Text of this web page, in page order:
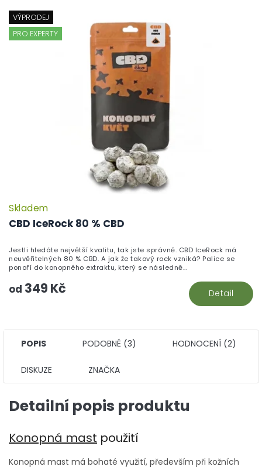
VÝPRODEJ
PRO EXPERTY
CBD IceRock 80 % CBD
Skladem
od 349 Kč Detail
Jestli hledáte největší kvalitu, tak jste správně. CBD IceRock má
neuvěřitelných 80 % CBD. A jak že takový rock vzniká? Palice se
ponoří do konopného extraktu, který se následně...
POPIS PODOBNÉ (3) HODNOCENÍ (2)
DISKUZE ZNAČKA
Detailní popis produktu
Konopná mast použití
Konopná mast má bohaté využití, především při kožních